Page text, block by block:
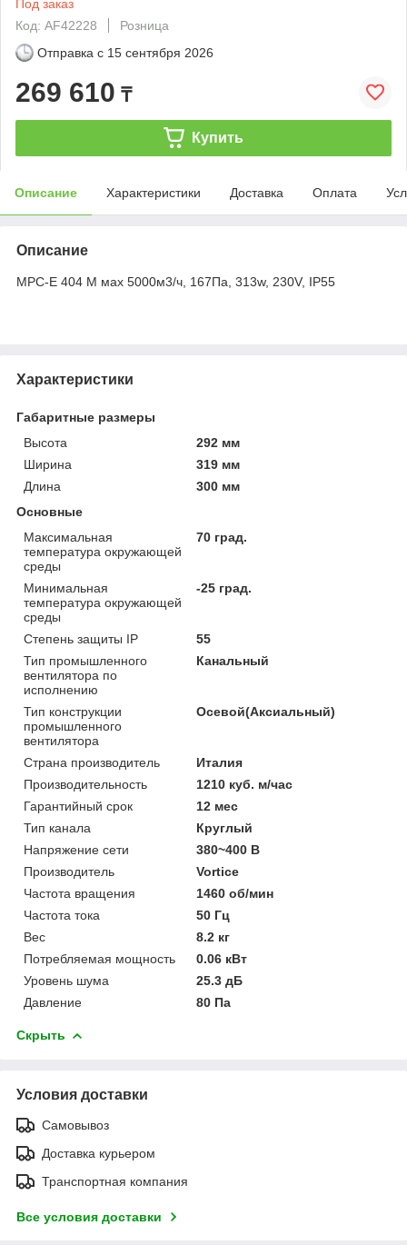
Под заказ
Код: AF42228
Розница
Отправка с 15 сентября 2026
269 610 ₸
Купить
Описание Характеристики Доставка Оплата
Описание
MPС-Е 404 M мах 5000м3/ч, 167Па, 313w, 230V, IP55
Характеристики
Габаритные размеры
Высота
292 мм
Ширина
319 мм
Длина
300 мм
Основные
Максимальная
температура окружающей
среды
70 град.
Минимальная
температура окружающей
среды
-25 град.
Степень защиты IP
55
Тип промышленного
вентилятора по
исполнению
Канальный
Тип конструкции
промышленного
вентилятора
Осевой(Аксиальный)
Страна производитель
Италия
Производительность
1210 куб. м/час
Гарантийный срок
12 мес
Тип канала
Круглый
Напряжение сети
380~400 В
Производитель
Vortice
Частота вращения
1460 об/мин
Частота тока
50 Гц
Вес
8.2 кг
Потребляемая мощность
0.06 кВт
Уровень шума
25.3 дБ
Давление
80 Па
Скрыть
Условия доставки
Самовывоз
Доставка курьером
Транспортная компания
Все условия доставки